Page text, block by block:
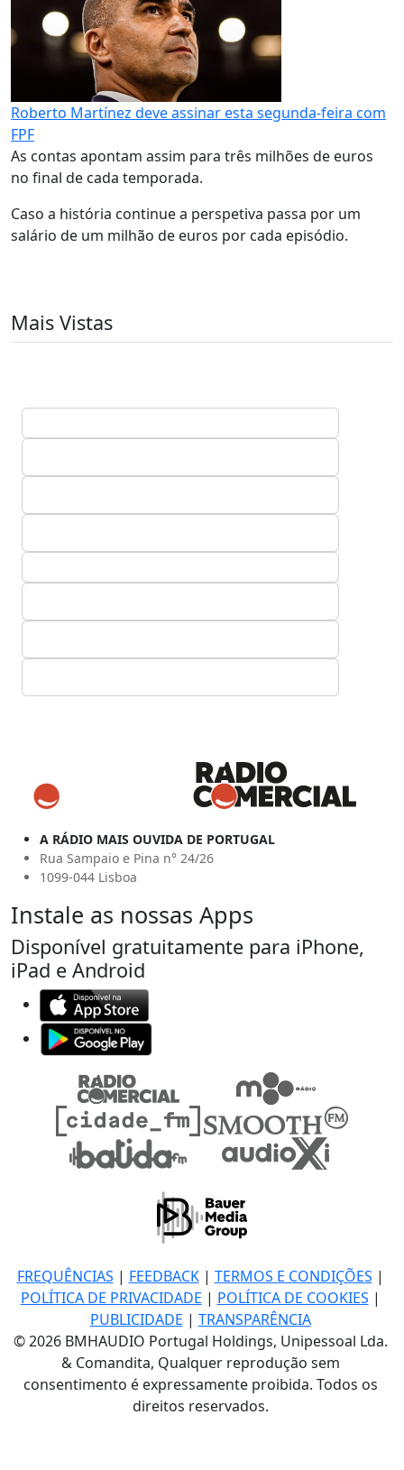
Roberto Martínez deve assinar esta segunda-feira com
FPF
As contas apontam assim para três milhões de euros
no final de cada temporada.
Caso a história continue a perspetiva passa por um
salário de um milhão de euros por cada episódio.
Mais Vistas
A RÁDIO MAIS OUVIDA DE PORTUGAL
Rua Sampaio e Pina n° 24/26
1099-044 Lisboa
Instale as nossas Apps
Disponível gratuitamente para iPhone,
iPad e Android
FREQUÊNCIAS | FEEDBACK| TERMOS E CONDIÇÕES |
POLÍTICA DE PRIVACIDADE | POLÍTICA DE COOKIES |
PUBLICIDADE | TRANSPARÊNCIA
© 2026 BMHAUDIO Portugal Holdings, Unipessoal Lda.
& Comandita, Qualquer reprodução sem
consentimento é expressamente proibida. Todos os
direitos reservados.